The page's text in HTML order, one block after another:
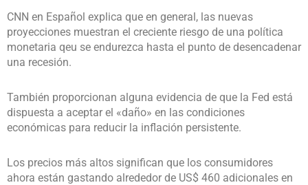
CNN en Español explica que en general, las nuevas
proyecciones muestran el creciente riesgo de una política
monetaria qeu se endurezca hasta el punto de desencadenar
una recesión.
También proporcionan alguna evidencia de que la Fed está
dispuesta a aceptar el «daño» en las condiciones
económicas para reducir la inflación persistente.
Los precios más altos significan que los consumidores
ahora están gastando alrededor de US$ 460 adicionales en